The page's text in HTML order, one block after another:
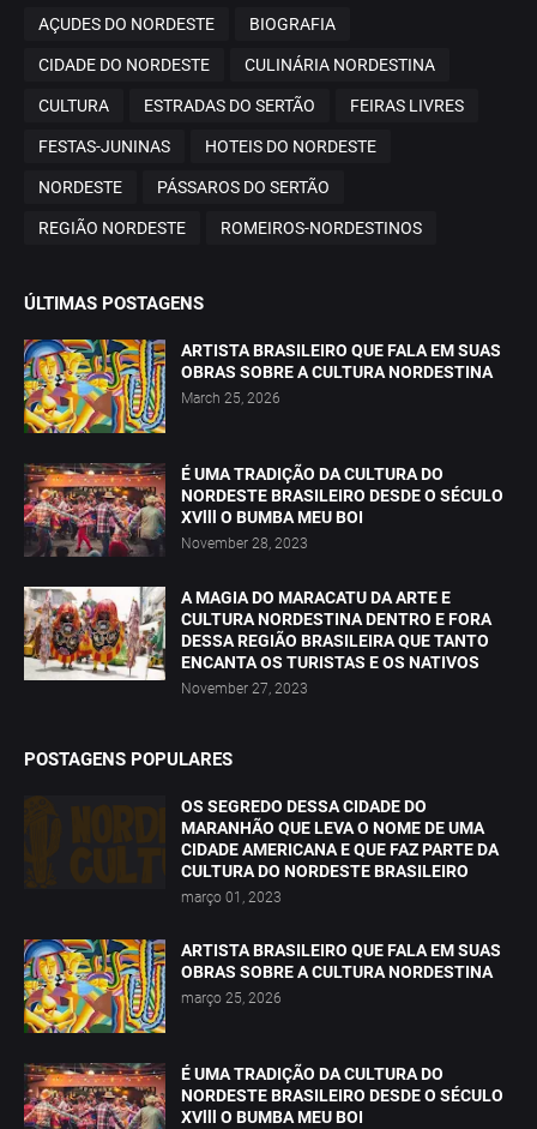
AÇUDES DO NORDESTE BIOGRAFIA
CIDADE DO NORDESTE CULINÁRIA NORDESTINA
CULTURA ESTRADAS DO SERTÃO FEIRAS LIVRES
FESTAS-JUNINAS HOTEIS DO NORDESTE
NORDESTE PÁSSAROS DO SERTÃO
REGIÃO NORDESTE ROMEIROS-NORDESTINOS
ÚLTIMAS POSTAGENS
ARTISTA BRASILEIRO QUE FALA EM SUAS
OBRAS SOBRE A CULTURA NORDESTINA
March 25, 2026
É UMA TRADIÇÃO DA CULTURA DO
NORDESTE BRASILEIRO DESDE O SÉCULO
XVlll O BUMBA MEU BOI
November 28, 2023
A MAGIA DO MARACATU DA ARTE E
CULTURA NORDESTINA DENTRO E FORA
DESSA REGIÃO BRASILEIRA QUE TANTO
ENCANTA OS TURISTAS E OS NATIVOS
November 27, 2023
POSTAGENS POPULARES
OS SEGREDO DESSA CIDADE DO
MARANHÃO QUE LEVA O NOME DE UMA
CIDADE AMERICANA E QUE FAZ PARTE DA
CULTURA DO NORDESTE BRASILEIRO
março 01, 2023
ARTISTA BRASILEIRO QUE FALA EM SUAS
OBRAS SOBRE A CULTURA NORDESTINA
março 25, 2026
É UMA TRADIÇÃO DA CULTURA DO
NORDESTE BRASILEIRO DESDE O SÉCULO
XVlll O BUMBA MEU BOI